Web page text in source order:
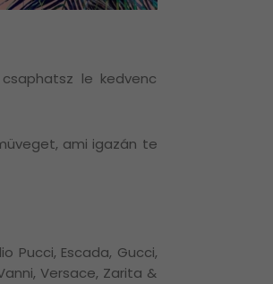
le kedvenc
ami igazán te
Pucci, Escada, Gucci,
Versace, Zarita &